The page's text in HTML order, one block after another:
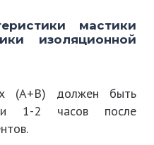
мастики
изоляционной
(А+В) должен быть
1-2 часов после